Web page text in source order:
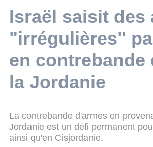
Israël saisit des
"irrégulières"
en contrebande
la Jordanie
La contrebande d'armes en
Jordanie est un défi permanent
ainsi qu'en Cisjordanie.